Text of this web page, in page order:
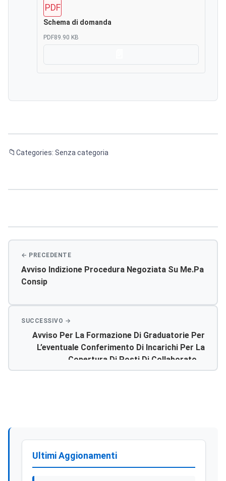
PDF
Schema di domanda
PDF89.90 KB
Categories: Senza categoria
Avviso Indizione Procedura Negoziata Su Me.pa
Consip
Avviso Per La Formazione Di Graduatorie Per
L’eventuale Conferimento Di Incarichi Per La
Copertura Di Posti Di Collaboratore
Professionale Sanitario Tecnico Di
Ultimi Aggionamenti